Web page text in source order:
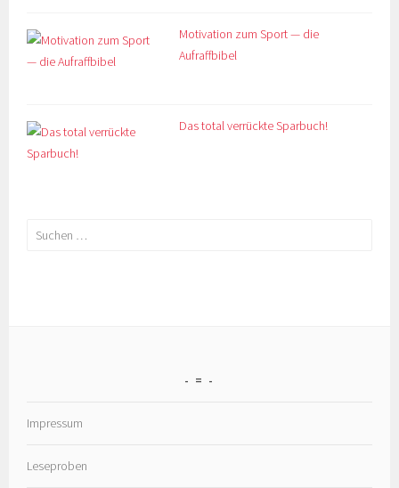
Motivation zum Sport — die
Aufraffbibel
Das total verrückte Sparbuch!
Suchen
=
Impressum
Leseproben